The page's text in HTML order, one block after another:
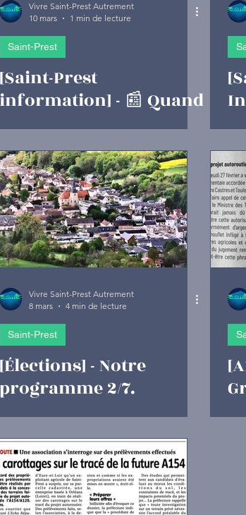
Vivre Saint-Prest Autrement
10 mars
1 min de lecture
Saint-Prest
[Saint-Prest
information] - 📰 Quand
la presse locale rejoint
les préoccupations des
habitants et le Recto-
Verso...
Vivre Saint-Prest Autrement
8 mars
4 min de lecture
Saint-Prest
[Élections] - Notre
programme 2/7.
Urbanisme et
environnement.